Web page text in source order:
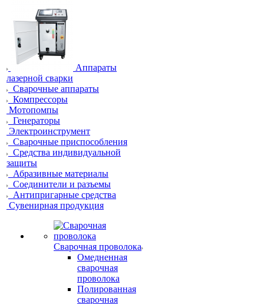
Аппараты
лазерной сварки
Сварочные аппараты
Компрессоры
Мотопомпы
Генераторы
Электроинструмент
Сварочные приспособления
Средства индивидуальной
защиты
Абразивные материалы
Соединители и разъемы
Антипригарные средства
Сувенирная продукция
Сварочная проволока
Омедненная
сварочная
проволока
Полированная
сварочная